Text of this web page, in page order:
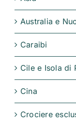
Australia e
Caraibi
Cile e Isola di
Cina
Crociere